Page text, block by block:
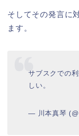
そしてその発言に
ます。
サブスクでの
しい。
— 川本真琴